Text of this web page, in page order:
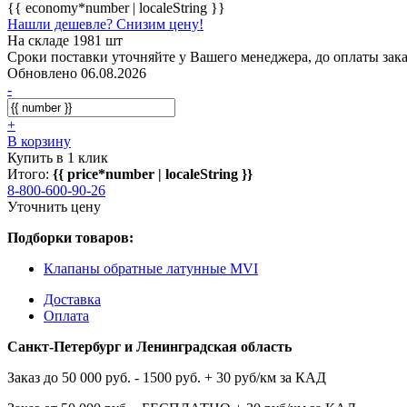
{{ economy*number | localeString }}
Нашли дешевле? Снизим цену!
На складе 1981 шт
Сроки поставки уточняйте у Вашего менеджера, до оплаты
Обновлено 06.08.2026
-
+
В корзину
Купить в 1 клик
Итого: {{ price*number | localeString }}
8-800-600-90-26
Уточнить цену
Подборки товаров:
Клапаны обратные латунные MVI
Доставка
Оплата
Санкт-Петербург и Ленинградская область
Заказ до 50 000 руб. - 1500 руб. + 30 руб/км за КАД